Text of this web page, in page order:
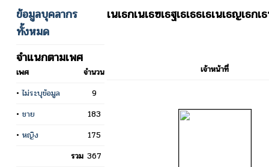
ข้อมูลบุคลากร
ทั้งหมด
จำแนกตามเพศ
เพศ
จำนวน
•ไม่ระบุข้อมูล
9
• ชาย
183
• หญิง
175
รวม 367
เนเธกเนเธฃเธฐเธเธธเธเนเธญเธก
เจ้าหน้าที่